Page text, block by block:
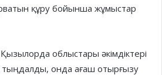
құру бойынша жұмыстар
облыстары әкімдіктері
онда ағаш отырғызу